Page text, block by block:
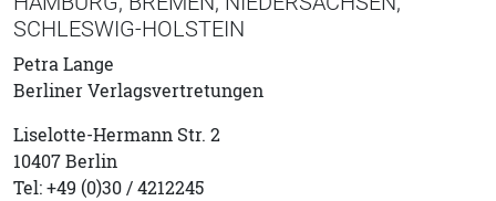
SCHLESWIG-HOLSTEIN
Petra Lange
Berliner Verlagsvertretungen
Liselotte-Hermann Str. 2
10407 Berlin
Tel: +49 (0)30 / 4212245